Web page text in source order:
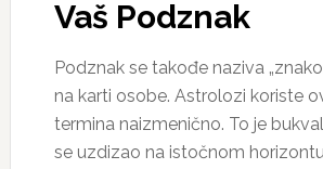
Vaš Podznak
Podznak se takođe naziva
na karti osobe. Astrolozi koriste
termina naizmenično. To je
se uzdizao na istočnom